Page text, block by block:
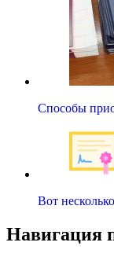
Способы
Вот
Навигация